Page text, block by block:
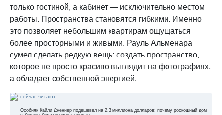
только гостиной, а кабинет — исключительно местом
работы. Пространства становятся гибкими. Именно
это позволяет небольшим квартирам ощущаться
более просторными и живыми. Рауль Альменара
сумел сделать редкую вещь: создать пространство,
которое не просто красиво выглядит на фотографиях,
а обладает собственной энергией.
сейчас читают
Особняк Кайли Дженнер подешевел на 2,3 миллиона долларов: почему роскошный дом